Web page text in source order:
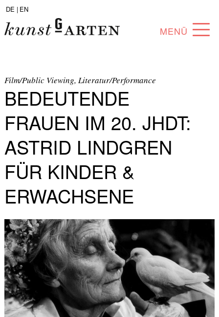
DE | EN
MENÜ
ABOUT
SAMMLUNG
KÜNSTLER*INNEN
PARTNER*INNEN
ANGEBOTE
Film/Public Viewing, Literatur/Performance
BEDEUTENDE
FRAUEN IM 20. JHDT:
ASTRID LINDGREN
FÜR KINDER &
ERWACHSENE